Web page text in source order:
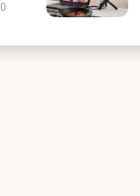
30 تیر 1405